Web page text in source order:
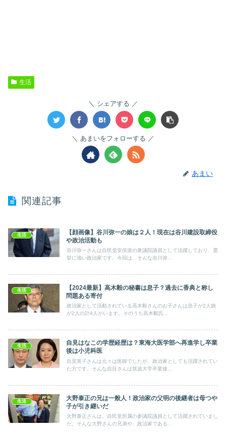
生活
シェアする
あまいをフォローする
あまい
関連記事
生活
【顔画像】谷川弥一の娘は２人！現在は谷川建設取締役
や政治活動も
谷川弥一さんは自民党安倍派の衆議院議員として活躍しており、選
挙に強い政治家です。今回は、そんな谷川弥...
生活
【2024最新】高木毅の秘書は息子？過去に香典と称し
問題ある寄付
政治家として活動されている高木毅さんのお子さんは息子が2人娘
が2人の計4人がいます。そのうち高木毅氏...
生活
自見はなこの学歴経歴は？東海大医学部へ再進学し卒業
後は小児科医
自見英子さんは元々は医師でしたが、政治家としても活躍されてい
た方です。そんな自目さんは筑波大学卒業後...
生活
大野泰正の兄は一般人！政治家の父明の後継者は母つや
子が引き継いだ
大野泰正さんは、自民党所属の参議院議員として活躍されていまし
た。そんな大野さんの兄弟や、政治家である...